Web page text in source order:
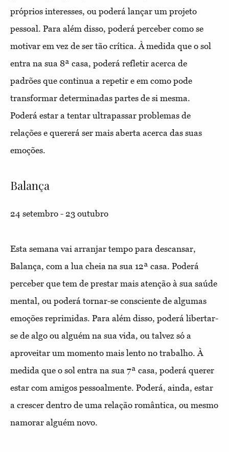
próprios interesses, ou poderá lançar um projeto
pessoal. Para além disso, poderá perceber como se
motivar em vez de ser tão crítica. À medida que o sol
entra na sua 8ª casa, poderá refletir acerca de
padrões que continua a repetir e em como pode
transformar determinadas partes de si mesma.
Poderá estar a tentar ultrapassar problemas de
relações e quererá ser mais aberta acerca das suas
emoções.
Balança
24 setembro - 23 outubro
Esta semana vai arranjar tempo para descansar,
Balança, com a lua cheia na sua 12ª casa. Poderá
perceber que tem de prestar mais atenção à sua saúde
mental, ou poderá tornar-se consciente de algumas
emoções reprimidas. Para além disso, poderá libertar-
se de algo ou alguém na sua vida, ou talvez só a
aproveitar um momento mais lento no trabalho. À
medida que o sol entra na sua 7ª casa, poderá querer
estar com amigos pessoalmente. Poderá, ainda, estar
a crescer dentro de uma relação romântica, ou mesmo
namorar alguém novo.